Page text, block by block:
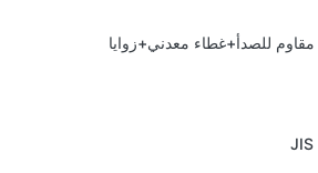
للصدأ+غطاء معدني+زوايا